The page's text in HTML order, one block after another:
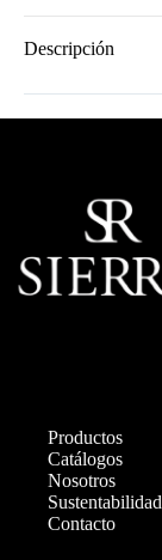
Descripción
Productos
Catálogos
Nosotros
Sustentabilidad
Contacto